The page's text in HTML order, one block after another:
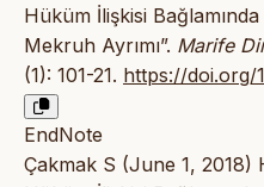
Hüküm İlişkisi
Mekruh Ayrımı”. Marife
(1): 101-21. https://doi.org/
EndNote
Çakmak S (June 1, 2018)